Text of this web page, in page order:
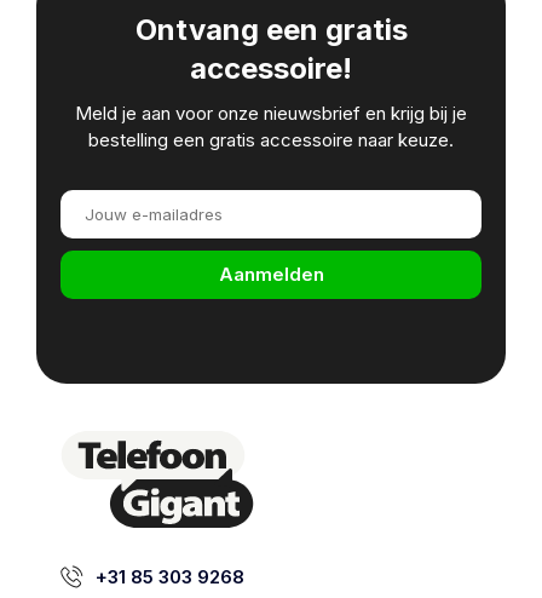
Ontvang een gratis
accessoire!
Meld je aan voor onze nieuwsbrief en krijg bij je
bestelling een gratis accessoire naar keuze.
Aanmelden
+31 85 303 9268